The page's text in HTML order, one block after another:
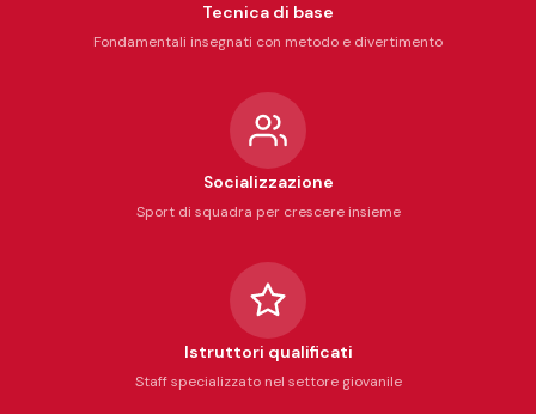
Tecnica di base
Fondamentali insegnati con metodo e divertimento
Socializzazione
Sport di squadra per crescere insieme
Istruttori qualificati
Staff specializzato nel settore giovanile